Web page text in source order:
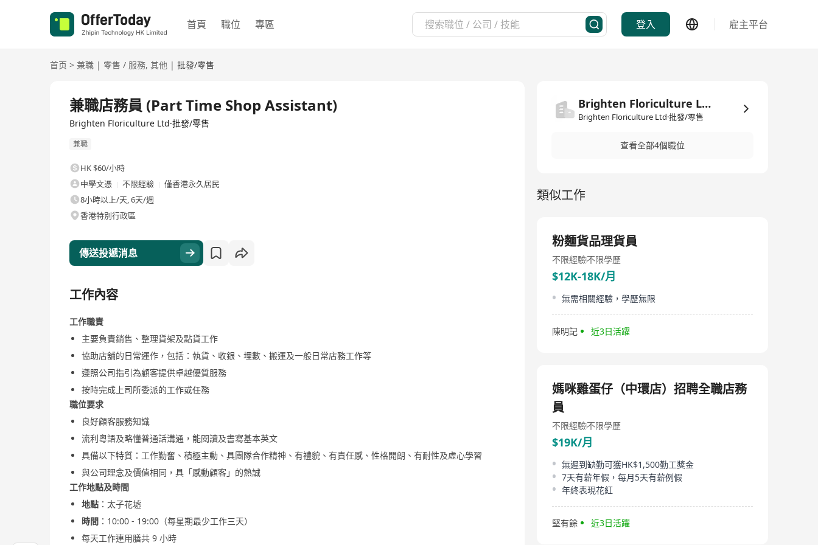
首頁 職位 專區 登入 雇主平台
首页 > 兼職 | 零售 / 服務, 其他 | 批發/零售
兼職店務員 (Part Time Shop Assistant)
Brighten Floriculture Ltd·批發/零售
兼職
HK $60/小時
中學文憑
不限經驗
僅香港永久居民
8小時以上/天, 6天/週
香港特別行政區
傳送投遞消息
工作內容
工作職責
主要負責銷售、整理貨架及點貨工作
協助店舖的日常運作，包括：執貨、收銀、埋數、搬運及一般日常店務工作等
遵照公司指引為顧客提供卓越優質服務
按時完成上司所委派的工作或任務
職位要求
良好顧客服務知識
流利粵語及略懂普通話溝通，能閱讀及書寫基本英文
具備以下特質：工作勤奮、積極主動、具團隊合作精神、有禮貌、有責任感、性格開朗、有耐性及虛心學習
與公司理念及價值相同，具「感動顧客」的熱誠
工作地點及時間
地點 ：太子花墟
時間 ：10:00 - 19:00（每星期最少工作三天）
每天工作連用膳共 9 小時
Brighten Floriculture Ltd
Brighten Floriculture Ltd·批發/零售
查看全部4個職位
類似工作
粉麵貨品理貨員
不限經驗不限學歷
$12K-18K/月
無需相關經驗，學歷無限
陳明記 近3日活躍
媽咪雞蛋仔（中環店）招聘全職店務
員
不限經驗不限學歷
$19K/月
無遲到缺勤可獲HK$1,500勤工獎金
7天有薪年假，每月5天有薪例假
年終表現花紅
堅有餘 近3日活躍